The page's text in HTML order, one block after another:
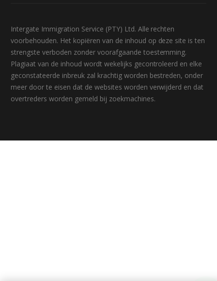
Intergate Immigration Service (PTY) Ltd. Alle rechten
voorbehouden. Het kopiëren van de inhoud op deze site is ten
strengste verboden zonder voorafgaande toestemming.
Plagiaat van de inhoud wordt wekelijks gecontroleerd en elke
geconstateerde inbreuk zal krachtig worden bestreden, onder
meer door te eisen dat de websites worden verwijderd en dat
overtreders worden gemeld bij zoekmachines.